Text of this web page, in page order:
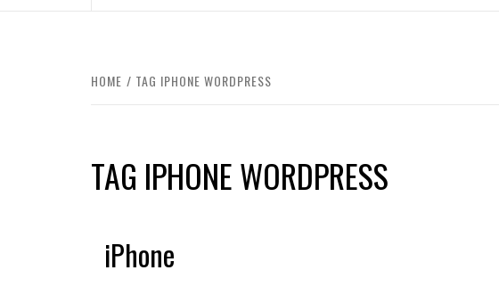
HOME TAG IPHONE WORDPRESS
TAG IPHONE WORDPRESS
iPhone